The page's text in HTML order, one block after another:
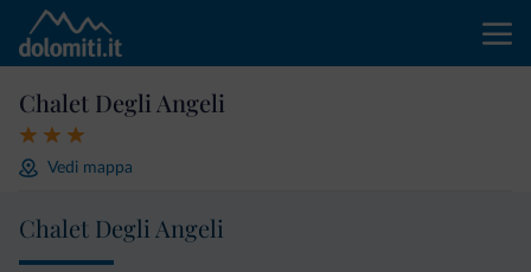
Chalet Degli Angeli
Vedi mappa
Chalet Degli Angeli